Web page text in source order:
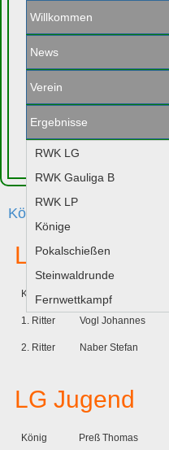
Willkommen
News
Verein
Ergebnisse
RWK LG
RWK Gauliga B
RWK LP
Könige
Pokalschießen
Steinwaldrunde
Fernwettkampf
Jugend
Könige 2005
LG Schützen
König Naber Markus
1. Ritter Vogl Johannes
2. Ritter Naber Stefan
LG Jugend
König Preß Thomas